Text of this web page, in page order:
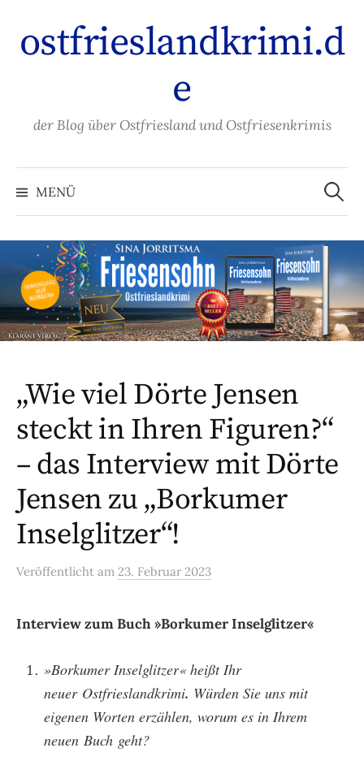
Inhalt
überspringen
ostfrieslandkrimi.d
e
der Blog über Ostfriesland und Ostfriesenkrimis
MENÜ
Suchen
nach:
„Wie viel Dörte Jensen
steckt in Ihren Figuren?“
– das Interview mit Dörte
Jensen zu „Borkumer
Inselglitzer“!
Veröffentlicht am 23. Februar 2023
Interview zum Buch »Borkumer Inselglitzer«
»Borkumer Inselglitzer« heißt Ihr
neuer Ostfrieslandkrimi. Würden Sie uns mit
eigenen Worten erzählen, worum es in Ihrem
neuen Buch geht?